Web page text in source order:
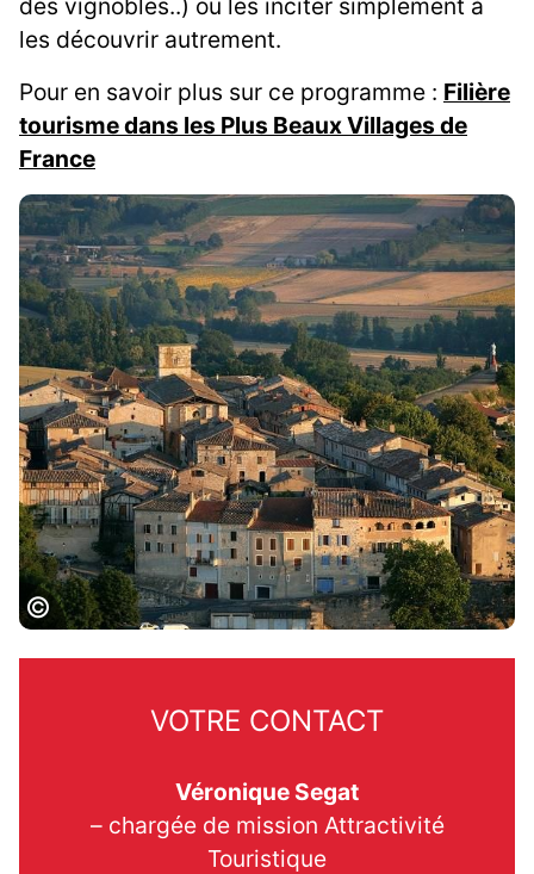
des vignobles..) ou les inciter simplement à
les découvrir autrement.
Pour en savoir plus sur ce programme : Filière
tourisme dans les Plus Beaux Villages de
France
VOTRE CONTACT
Véronique Segat
– chargée de mission Attractivité
Touristique